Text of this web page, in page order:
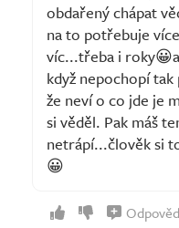
obdařený chápat
na to potřebuje
víc...třeba i
když nepochopí
že neví o co jde je
si věděl. Pak máš
netrápí...člověk si
😀